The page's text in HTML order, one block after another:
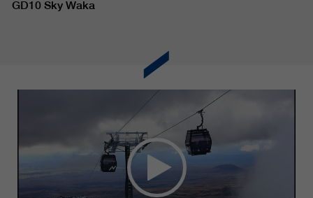
GD10 Sky Waka